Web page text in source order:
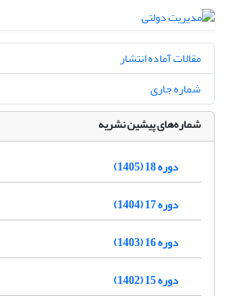
مقالات آماده انتشار
شماره جاری
شماره‌های پیشین نشریه
دوره 18 (1405)
دوره 17 (1404)
دوره 16 (1403)
دوره 15 (1402)